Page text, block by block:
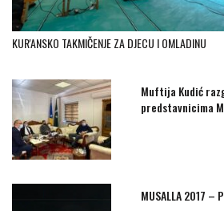
KUR'ANSKO TAKMIČENJE ZA DJECU I OMLADINU
Muftija Kudić
predstavnicima
MUSALLA 2017 –